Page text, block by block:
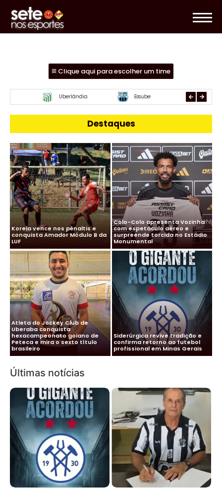
Clique aqui para escolher um time
Mamoré URT Paracatu
Destaques
Koreia vence nos pênaltis e
conquista Amador Módulo B da
LUF
Colo-Colo apresenta Vozinha
com espetáculo aéreo e
surpreende torcida no Estádio
Monumental
Atleta do Jockey Club de
Uberaba conquista
hexacampeonato goiano de
Peteca e mira o sexto título
brasileiro
Siderúrgica revive tradição e
confirma retorno ao futebol
profissional em Minas Gerais
Presidente Lúcio Vaz solta o
verbo em entrevista sobre o
futuro do Nacional
Últimas notícias